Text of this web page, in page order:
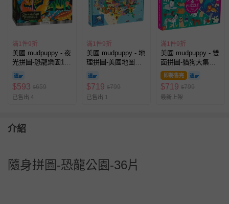
滿1件9折
美國 mudpuppy - 夜
光拼圖-恐龍樂園100
片 (20x9.2x13.7)
$593 $659
已售出 4
滿1件9折
美國 mudpuppy - 地
理拼圖-美國地圖
(33.5x25x5.6)
$719 $799
已售出 1
滿1件9折
美國 mudpuppy - 雙
面拼圖-貓狗大集合
100片 (33x24x5.6)
即將售完
$719 $799
最新上架
介紹
隨身拼圖-恐龍公園-36片